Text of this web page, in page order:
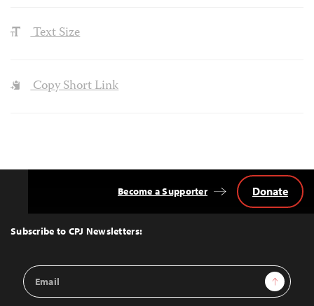
Text Size
Copy Short Link
Top
Subscribe to CPJ Newsletters:
Email
Address
Sign Up
Become a Supporter Donate